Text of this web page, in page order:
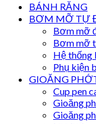
BÁNH RĂNG
BƠM MỠ TỰ
Bơm mỡ
Bơm mỡ
Hệ thống
Phụ kiện
GIOĂNG
Cup pen
Gioăng
Gioăng